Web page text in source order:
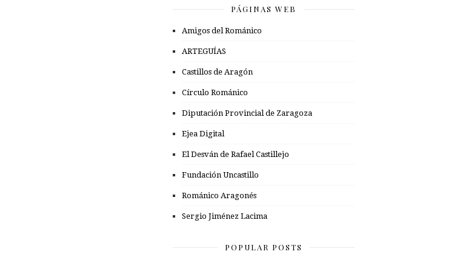
PÁGINAS WEB
Amigos del Románico
ARTEGUÍAS
Castillos de Aragón
Círculo Románico
Diputación Provincial de Zaragoza
Ejea Digital
El Desván de Rafael Castillejo
Fundación Uncastillo
Románico Aragonés
Sergio Jiménez Lacima
POPULAR POSTS